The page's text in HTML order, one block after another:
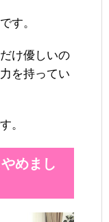
す。
け優しいの
を持ってい
。
めまし